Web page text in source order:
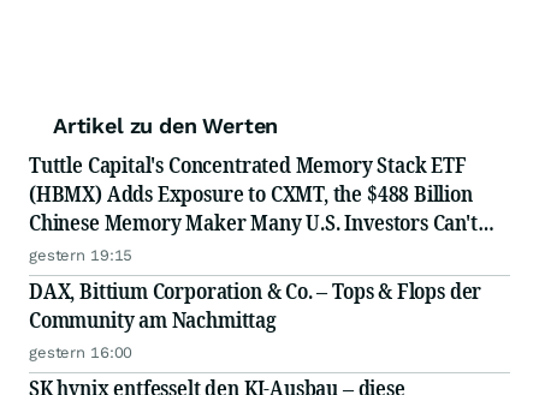
Artikel zu den Werten
Tuttle Capital's Concentrated Memory Stack ETF
(HBMX) Adds Exposure to CXMT, the $488 Billion
Chinese Memory Maker Many U.S. Investors Can't
Access Directly
gestern 19:15
DAX, Bittium Corporation & Co. – Tops & Flops der
Community am Nachmittag
gestern 16:00
SK hynix entfesselt den KI-Ausbau – diese